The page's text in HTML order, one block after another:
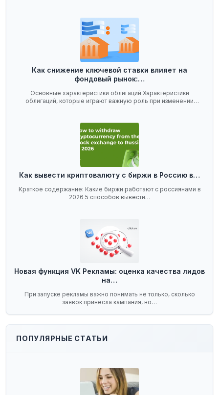
Как снижение ключевой ставки влияет на
фондовый рынок:…
Основные характеристики облигаций Характеристики
облигаций, которые играют важную роль при изменении
Как вывести криптовалюту с биржи в Россию в…
Краткое содержание: Какие биржи работают с россиянами в
2026 5 способов вывести…
Новая функция VK Рекламы: оценка качества лидов
на…
При запуске рекламы важно понимать не только, сколько
заявок принесла кампания, но…
ПОПУЛЯРНЫЕ СТАТЬИ